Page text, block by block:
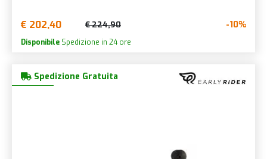
€ 202,40 € 224,90 -10%
Disponibile Spedizione in 24 ore
Spedizione Gratuita